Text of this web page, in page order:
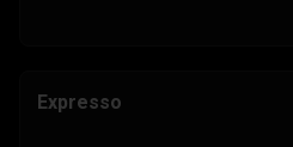
Expresso